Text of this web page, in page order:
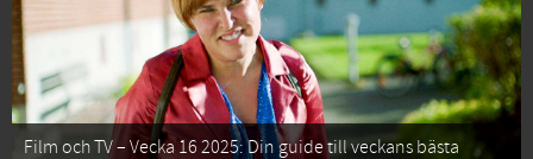
Film och TV – Vecka 16 2025: Din guide till veckans bästa